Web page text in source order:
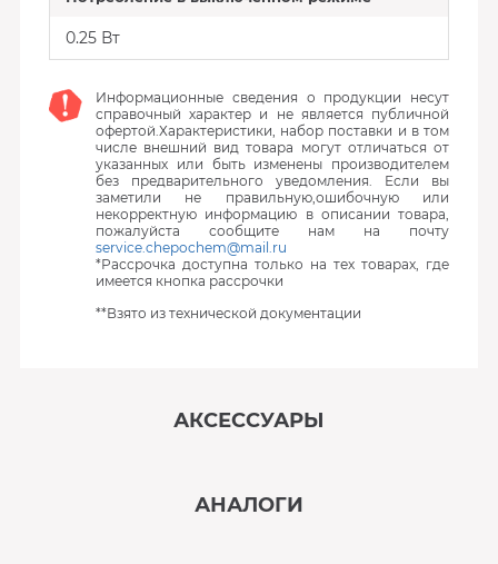
0.25 Вт
Информационные сведения о продукции несут
справочный характер и не является публичной
офертой.Характеристики, набор поставки и в том
числе внешний вид товара могут отличаться от
указанных или быть изменены производителем
без предварительного уведомления. Если вы
заметили не правильную,ошибочную или
некорректную информацию в описании товара,
пожалуйста сообщите нам на почту
service.chepochem@mail.ru
*Рассрочка доступна только на тех товарах, где
имеется кнопка рассрочки
**Взято из технической документации
АКСЕССУАРЫ
АНАЛОГИ